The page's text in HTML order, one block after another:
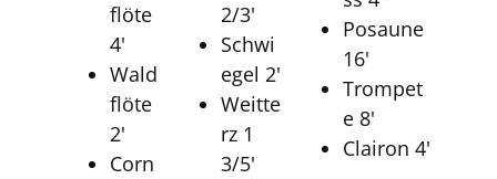
flöte
4'
Wald
flöte
2'
Corn
2/3'
Schwi
egel 2'
Weitte
rz 1
3/5'
Posaune
16'
Trompet
e 8'
Clairon 4'